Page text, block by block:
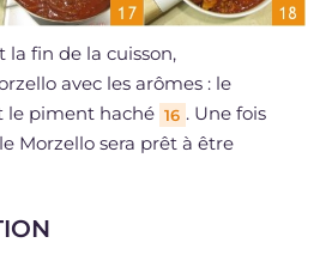
fin de la cuisson,
avec les arômes : le
le piment haché 16 . Une fois
Morzello sera prêt à être